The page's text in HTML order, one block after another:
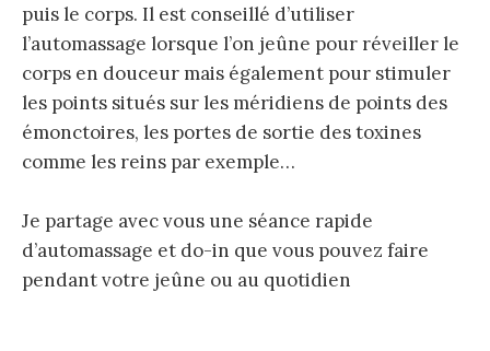
puis le corps. Il est conseillé d’utiliser
l’automassage lorsque l’on jeûne pour réveiller le
corps en douceur mais également pour stimuler
les points situés sur les méridiens de points des
émonctoires, les portes de sortie des toxines
comme les reins par exemple…
Je partage avec vous une séance rapide
d’automassage et do-in que vous pouvez faire
pendant votre jeûne ou au quotidien